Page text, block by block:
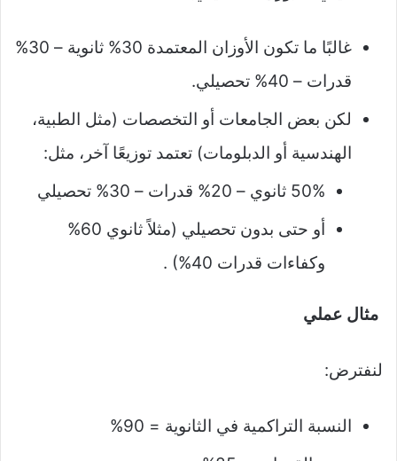
غالبًا ما تكون الأوزان المعتمدة 30% ثانوية – 30%
قدرات – 40% تحصيلي.
لكن بعض الجامعات أو التخصصات (مثل الطبية،
الهندسية أو الدبلومات) تعتمد توزيعًا آخر، مثل:
50% ثانوي – 20% قدرات – 30% تحصيلي
أو حتى بدون تحصيلي (مثلاً ثانوي 60%
وكفاءات قدرات 40%)
.
مثال عملي
لنفترض:
النسبة التراكمية في الثانوية = 90%